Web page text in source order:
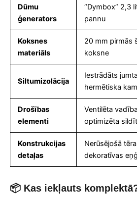
Dūmu
ģenerators
“Dymbox” 2,3
pannu
Koksnes
materiāls
20 mm pirmās
koksne
Siltumizolācija
Iestrādāts
hermētiska
Drošības
elementi
Ventilēta
optimizēta
Konstrukcijas
detaļas
Nerūsējošā
dekoratīvas
📦 Kas iekļauts